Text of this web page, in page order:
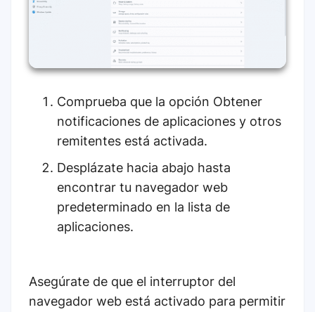
Comprueba que la opción Obtener
notificaciones de aplicaciones y otros
remitentes está activada.
Desplázate hacia abajo hasta
encontrar tu navegador web
predeterminado en la lista de
aplicaciones.
Asegúrate de que el interruptor del
navegador web está activado para permitir